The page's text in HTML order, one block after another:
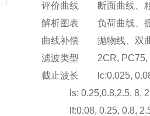
评价曲线 断面曲线、粗
解析图表 负荷曲线、
曲线补偿 抛物线、双曲
滤波类型 2CR, PC75,
截止波长 lc:0.025,
ls: 0.25,0.8,2.5, 8,
lf:0.08, 0.25, 0.8, 2.5,